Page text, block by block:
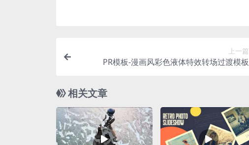
上一篇
PR模板-漫画风彩色液体特效转场过渡模板
相关文章